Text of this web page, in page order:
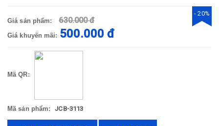
Giá sản phẩm: 630.000 đ
Giá khuyến mãi: 500.000 đ
- 20%
Mã QR:
Mã sản phẩm: JCB-3113